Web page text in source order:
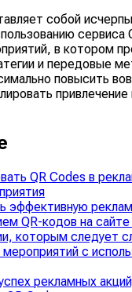
собой
сервиса
в котором
и передовые
повысить
QR Codes в
эффективную
QR-кодов на
которым следует
с
рекламных